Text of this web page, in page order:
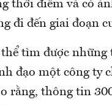
thời điểm và có
đi đến giai đoạn
tìm được
đạo một công ty
rằng, thông tin